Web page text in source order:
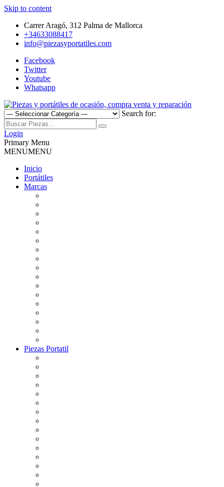
Skip to content
Carrer Aragó, 312 Palma de Mallorca
+34633088417
info@piezasyportatiles.com
Facebook
Twitter
Youtube
Whatsapp
Piezas y portátiles de ocasión,
compra venta y reparación
Todo lo que necesitas para reparar tu portatil, Pantallas, Teclas,
Teclados, Baterías, Carcasas, Placas, Gráficas, Procesadores,
Ventiladores
Search for:
Login
Primary Menu
MENUMENU
Inicio
Portátiles
Marcas
Piezas Portatil